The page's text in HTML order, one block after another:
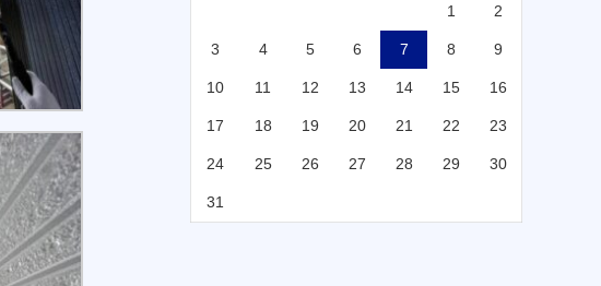
1 2
3 4 5 6 7 8 9
10 11 12 13 14 15 16
17 18 19 20 21 22 23
24 25 26 27 28 29 30
31